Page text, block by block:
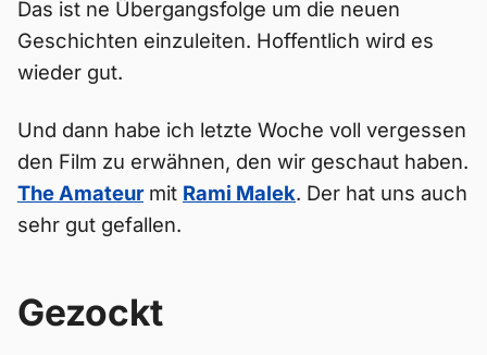
Das ist ne Übergangsfolge um die neuen
Geschichten einzuleiten. Hoffentlich wird es
wieder gut.
Und dann habe ich letzte Woche voll vergessen
den Film zu erwähnen, den wir geschaut haben.
The Amateurmit Rami Malek. Der hat uns auch
sehr gut gefallen.
Gezockt